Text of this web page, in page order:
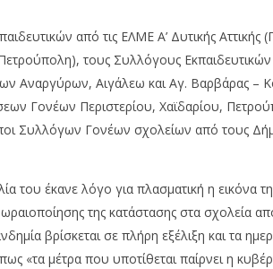
από τις ΕΛΜΕ Α’ Δυτικής Αττικής
Πετρούπολη), τους Συλλόγους
Αναργύρων, Αιγάλεω και Αγ. Βαρβάρας –
Γονέων Περιστερίου, Χαϊδαρίου,
Συλλόγων Γονέων σχολείων από τους
του έκανε λόγο για πλασματική η εικόνα
της κατάστασης στα σχολεία
βρίσκεται σε πλήρη εξέλιξη και τα
«τα μέτρα που υποτίθεται παίρνει η